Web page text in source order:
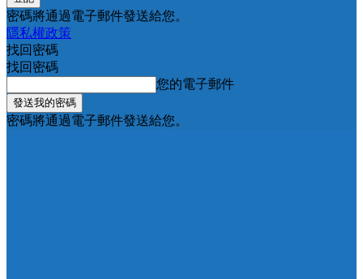
密碼將通過電子郵件發送給您。
隱私權政策
找回密碼
找回密碼
您的電子郵件
密碼將通過電子郵件發送給您。